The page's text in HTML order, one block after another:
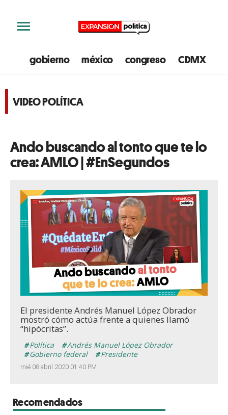
gobierno méxico congreso CDMX
VIDEO POLÍTICA
Ando buscando al tonto que te lo
crea: AMLO | #EnSegundos
Loaded:
94.75%
mié 08 abril 2020 01:40 PM
El presidente Andrés Manuel López Obrador
mostró cómo actúa frente a quienes llamó
“hipócritas”.
Política
Andrés Manuel López Obrador
Gobierno federal
Presidente
Recomendados